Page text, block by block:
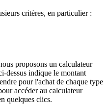
critères, en particulier :
proposons un calculateur
dessus indique le montant
pour l'achat de chaque type
accéder au calculateur
quelques clics.